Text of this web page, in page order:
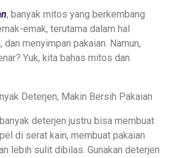
, banyak mitos yang berkembang
emak, terutama dalam hal
menyimpan pakaian. Namun,
Yuk, kita bahas mitos dan
Deterjen, Makin Bersih Pakaian
deterjen justru bisa membuat
di serat kain, membuat pakaian
lebih sulit dibilas. Gunakan deterjen